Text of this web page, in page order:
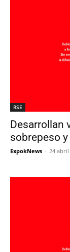
RSE
Desarrollan
sobrepeso
ExpokNews - 24 abril